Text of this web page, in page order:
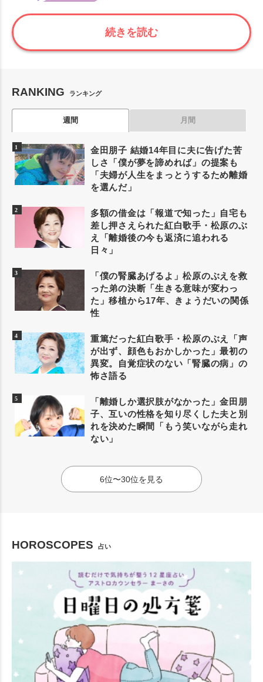
続きを読む
RANKING ランキング
週間 月間
金田朋子 結婚14年目に夫に告げた苦
しさ「僕が夢を諦めれば」の提案も
「夫婦が人生をまっとうするため離婚
を選んだ」
多額の借金は「報道で知った」自宅も
差し押さえられた紅白歌手・松原のぶ
え「離婚後の今も返済に追われる
日々」
「僕の腎臓あげるよ」松原のぶえを救
った弟の決断「生きる意味が変わっ
た」移植から17年、きょうだいの関係
性
重篤だった紅白歌手・松原のぶえ「声
が出ず、顔色もおかしかった」最初の
異変。自覚症状のない「腎臓の病」の
怖さ語る
「離婚しか選択肢がなかった」金田朋
子、互いの性格を知り尽くした夫と別
れを決めた瞬間「もう笑いながら走れ
ない」
6位〜30位を見る
HOROSCOPES 占い